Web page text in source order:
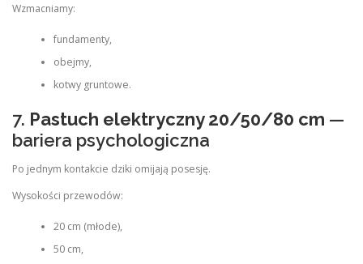
Wzmacniamy:
fundamenty,
obejmy,
kotwy gruntowe.
7. Pastuch elektryczny 20/50/80 cm —
bariera psychologiczna
Po jednym kontakcie dziki omijają posesję.
Wysokości przewodów:
20 cm (młode),
50 cm,